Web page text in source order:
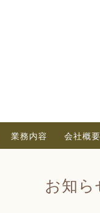
業務内容 会社概要
お知ら